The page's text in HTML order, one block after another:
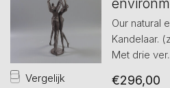
Vergelijk
Our natural
Kandelaar.
Met drie
€296,00